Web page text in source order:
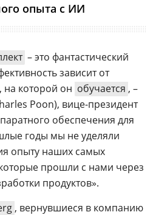
опыта с ИИ
– это фантастический
зависит от
на которой он обучается , –
Poon), вице-президент
обеспечения для
годы мы не уделяли
опыту наших самых
прошли с нами через
продуктов».
, вернувшиеся в компанию